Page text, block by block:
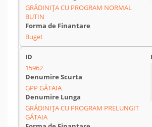
GRĂDINIȚA CU PROGRAM NORMAL
BUTIN
Buget
15962
GPP GĂTAIA
GRĂDINIȚA CU PROGRAM PRELUNGIT
GĂTAIA